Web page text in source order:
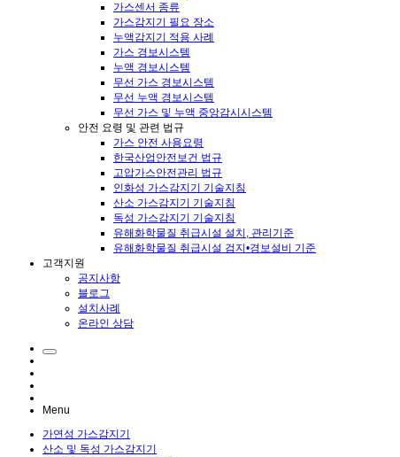
가스센서 종류
가스감지기 필요 장소
누액감지기 적용 사례
가스 경보시스템
누액 경보시스템
무선 가스 경보시스템
무선 누액 경보시스템
무선 가스 및 누액 중앙감시시스템
안전 요령 및 관련 법규
가스 안전 사용요령
한국산업안전보건 법규
고압가스안전관리 법규
인화성 가스감지기 기술지침
산소 가스감지기 기술지침
독성 가스감지기 기술지침
유해화학물질 취급시설 설치, 관리기준
유해화학물질 취급시설 검지•경보설비 기준
고객지원
공지사항
블로그
설치사례
온라인 상담
Menu
가연성 가스감지기
산소 및 독성 가스감지기